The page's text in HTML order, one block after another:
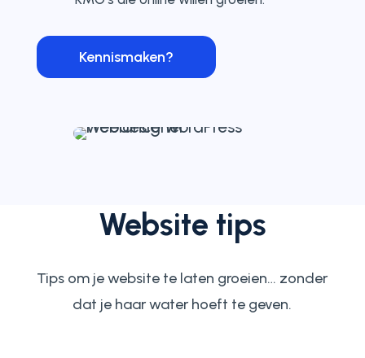
Kennismaken?
Website tips
Tips om je website te laten groeien… zonder
dat je haar water hoeft te geven.